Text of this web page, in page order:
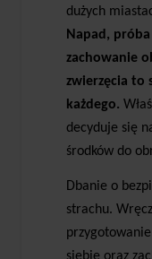
dużych
Napad,
zachowanie
zwierzęcia to
każdego.
decyduje się
środków do
Dbanie o
strachu.